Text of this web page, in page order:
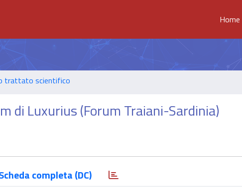
Home
trattato scientifico
di Luxurius (Forum Traiani-Sardinia)
completa (DC)